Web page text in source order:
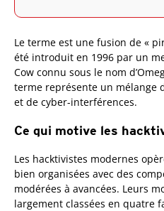
Le terme est une fusion de «
été introduit en 1996 par un
Cow connu sous le nom
terme représente un mélange
et de cyber-interférences.
Ce qui motive les
Les hacktivistes modernes
bien organisées avec des
modérées à avancées. Leurs
largement classées en quatre